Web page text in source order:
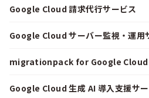
Google Cloud 請求代行サービス
Google Cloud サーバー監視・運用
migrationpack for Google Cloud
Google Cloud 生成 AI 導入支援サ